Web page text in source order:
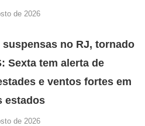
de 2026
suspensas no RJ, tornado
Sexta tem alerta de
e ventos fortes em
estados
de 2026